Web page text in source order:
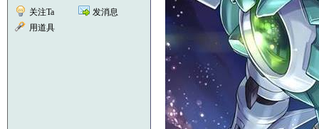
关注Ta
发消息
用道具